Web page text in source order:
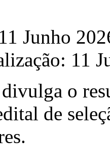
Junho
11
o
de